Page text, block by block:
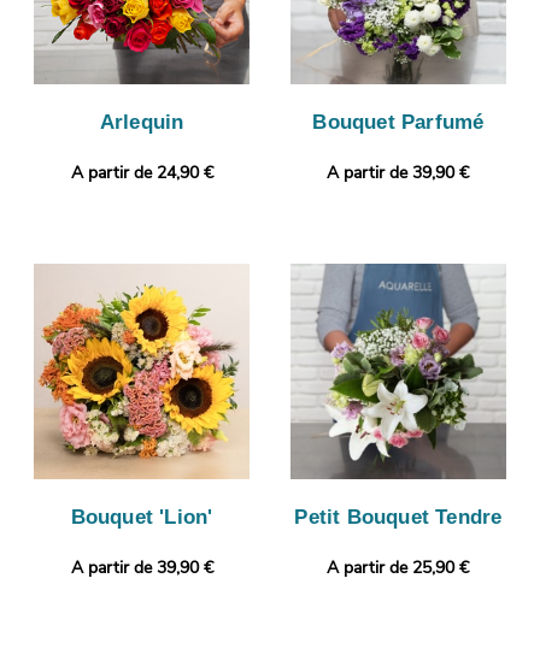
Arlequin
A partir de 24,90 €
Bouquet Parfumé
A partir de 39,90 €
Bouquet 'Lion'
A partir de 39,90 €
Petit Bouquet Tendre
A partir de 25,90 €